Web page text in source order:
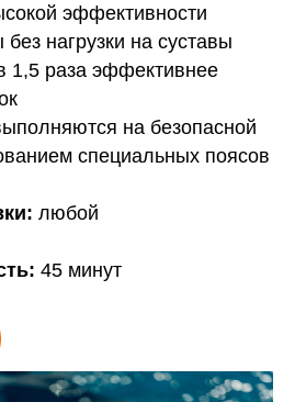
эффективности
нагрузки на суставы
1,5 раза эффективнее
на безопасной
специальных поясов
любой
45 минут